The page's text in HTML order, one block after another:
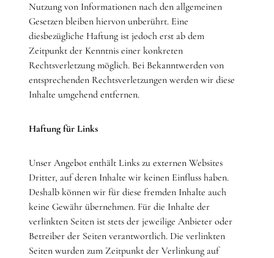
Nutzung von Informationen nach den allgemeinen
Gesetzen bleiben hiervon unberührt. Eine
diesbezügliche Haftung ist jedoch erst ab dem
Zeitpunkt der Kenntnis einer konkreten
Rechtsverletzung möglich. Bei Bekanntwerden von
entsprechenden Rechtsverletzungen werden wir diese
Inhalte umgehend entfernen.
Haftung für Links
Unser Angebot enthält Links zu externen Websites
Dritter, auf deren Inhalte wir keinen Einfluss haben.
Deshalb können wir für diese fremden Inhalte auch
keine Gewähr übernehmen. Für die Inhalte der
verlinkten Seiten ist stets der jeweilige Anbieter oder
Betreiber der Seiten verantwortlich. Die verlinkten
Seiten wurden zum Zeitpunkt der Verlinkung auf